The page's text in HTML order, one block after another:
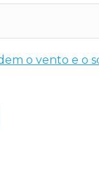
o vento e o